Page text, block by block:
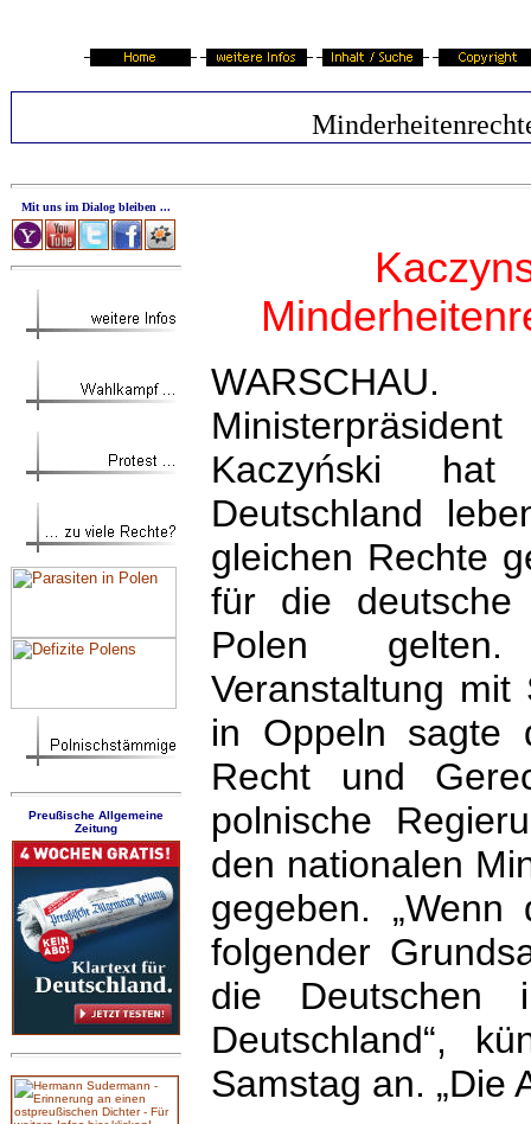
Mit uns im Dialog bleiben ...
Preußische Allgemeine
Zeitung
Kaczyński
Deutschland
gleichen Rechte
für die deutsche
Polen
Veranstaltung mit
in Oppeln sagte
Recht und
polnische
den nationalen
gegeben.
folgender
die
Deutschland“,
Samstag an. „Die